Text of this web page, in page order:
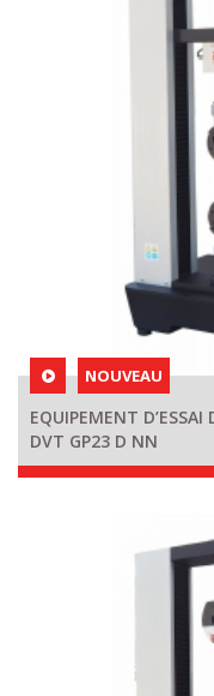
NOUVEAU
EQUIPEMENT
DVT GP23 D NN